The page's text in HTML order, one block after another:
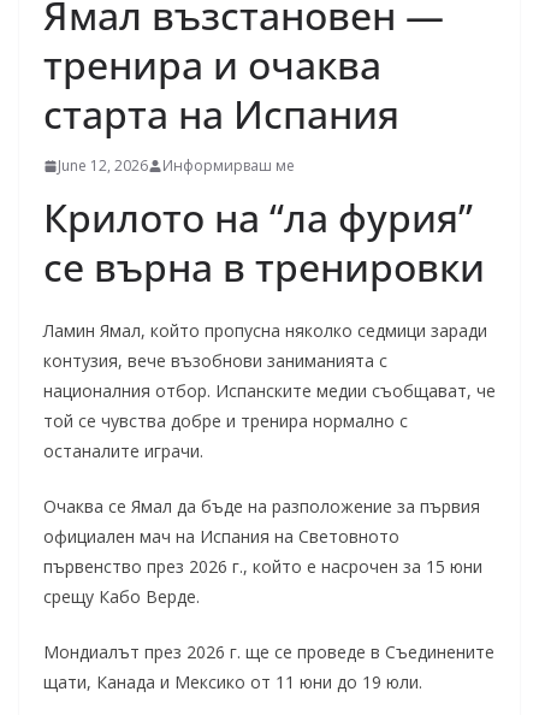
Ямал възстановен —
тренира и очаква
старта на Испания
June 12, 2026 Информирваш ме
Крилото на “ла фурия”
се върна в тренировки
Ламин Ямал, който пропусна няколко седмици заради
контузия, вече възобнови заниманията с
националния отбор. Испанските медии съобщават, че
той се чувства добре и тренира нормално с
останалите играчи.
Очаква се Ямал да бъде на разположение за първия
официален мач на Испания на Световното
първенство през 2026 г., който е насрочен за 15 юни
срещу Кабо Верде.
Мондиалът през 2026 г. ще се проведе в Съединените
щати, Канада и Мексико от 11 юни до 19 юли.